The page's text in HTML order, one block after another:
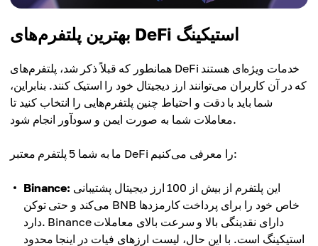
بهترین پلتفرم‌های DeFi استیکینگ
همانطور که قبلاً ذکر شد، پلتفرم‌های DeFi خدمات ویژه‌ای هستند
که در آن کاربران می‌توانند ارز دیجیتال خود را استیک کنند. بنابراین،
شما باید با دقت و احتیاط چنین پلتفرم‌هایی را انتخاب کنید تا
معاملات شما به صورت ایمن و سودآور انجام شود.
ما به شما 5 پلتفرم معتبر DeFi را معرفی می‌کنیم:
Binance:
می‌کند و حتی توکن BNB خاص خود را برای پرداخت کارمزدها
دارد. Binance دارای نقدینگی بالا و سرعت بالای معاملات
استیکینگ است. با این حال، لیست ارزهای فیات در اینجا محدود